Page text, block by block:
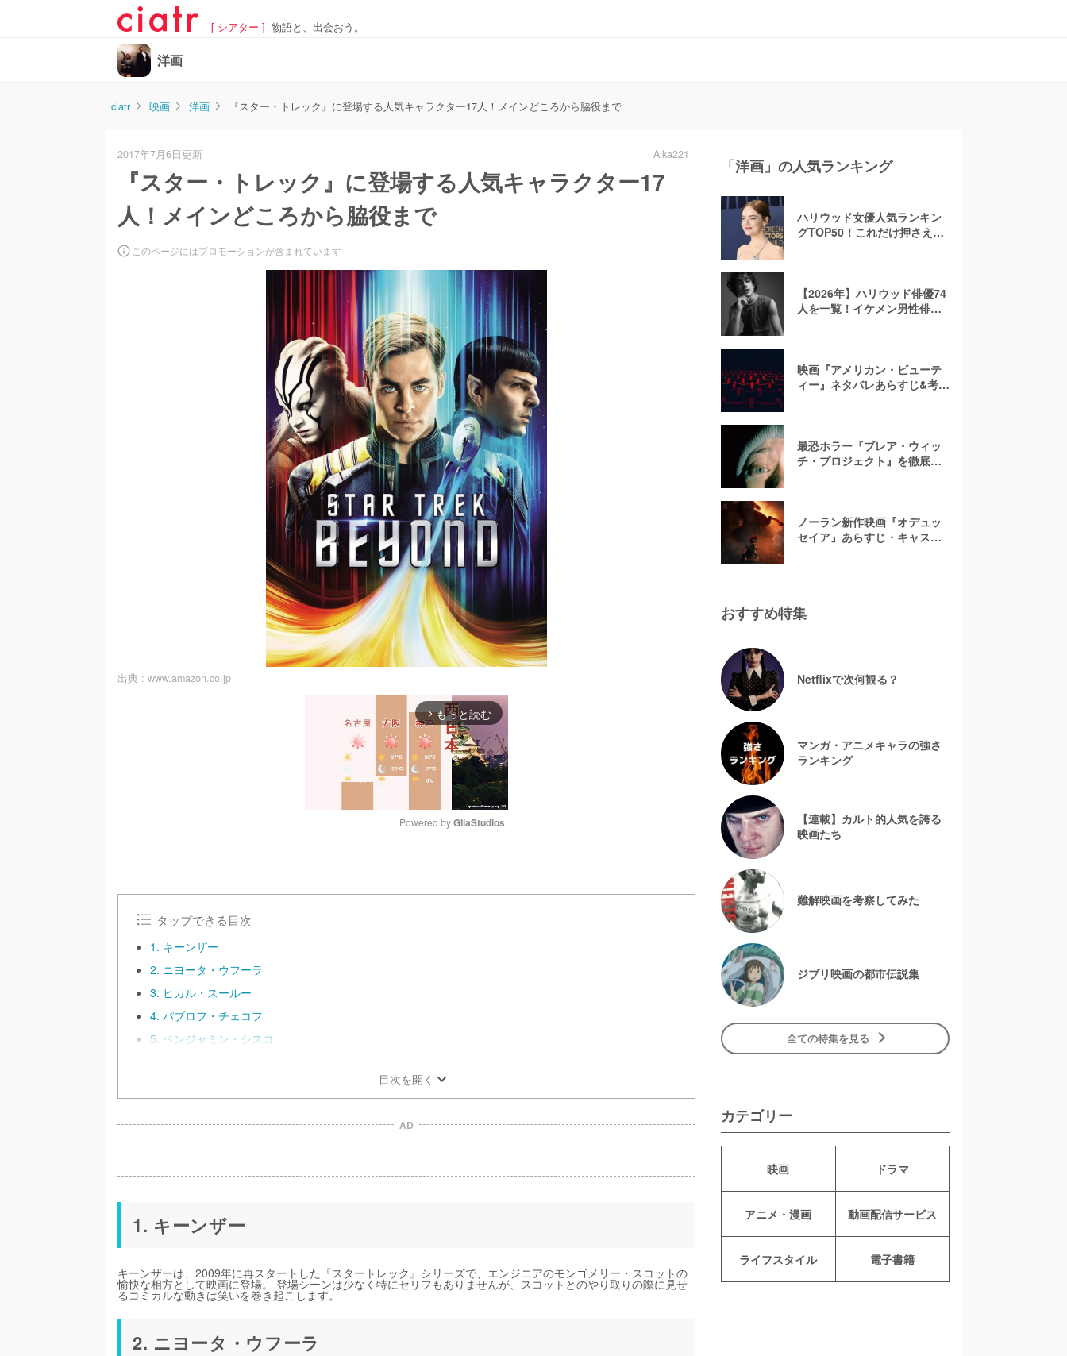
[ シアター ] 物語と、出会おう。
洋画
ciatr 映画 洋画 『スター・トレック』に登場する人気キャラクター17人！メインどころから脇役まで
2017年7月6日更新 Aika221
『スター・トレック』に登場する人気キャラクター17
人！メインどころから脇役まで
このページにはプロモーションが含まれています
出典 : www.amazon.co.jp
arrow_forward_ios もっと読む
u
Powered by GliaStudios
タップできる目次
1. キーンザー
2. ニヨータ・ウフーラ
3. ヒカル・スールー
4. パブロフ・チェコフ
5. ベンジャミン・シスコ
目次を開く
AD
1. キーンザー
キーンザーは、2009年に再スタートした『スタートレック』シリーズで、エンジニアのモンゴメリー・スコットの
愉快な相方として映画に登場。 登場シーンは少なく特にセリフもありませんが、スコットとのやり取りの際に見せ
るコミカルな動きは笑いを巻き起こします。
2. ニヨータ・ウフーラ
「洋画」の人気ランキング
ハリウッド女優人気ランキン
グTOP50！これだけ押さえれ
【2026年】ハリウッド俳優74
人を一覧！イケメン男性俳優
映画『アメリカン・ビューテ
ィー』ネタバレあらすじ&考
最恐ホラー『ブレア・ウィッ
チ・プロジェクト』を徹底紹
ノーラン新作映画『オデュッ
セイア』あらすじ・キャスト
おすすめ特集
Netflixで次何観る？
マンガ・アニメキャラの強さ
ランキング
【連載】カルト的人気を誇る
映画たち
難解映画を考察してみた
ジブリ映画の都市伝説集
全ての特集を見る
カテゴリー
映画 ドラマ
アニメ・漫画 動画配信サービス
ライフスタイル 電子書籍